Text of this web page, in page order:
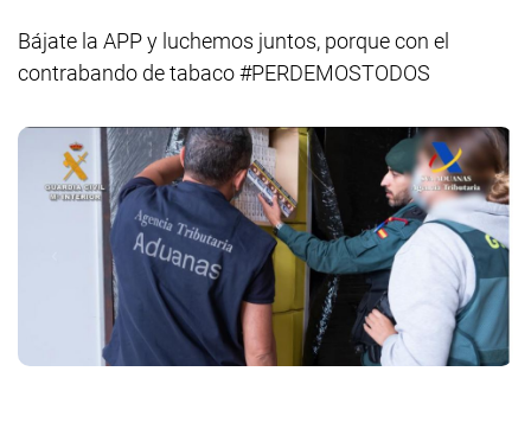
Bájate la APP y luchemos juntos, porque con el
contrabando de tabaco #PERDEMOSTODOS